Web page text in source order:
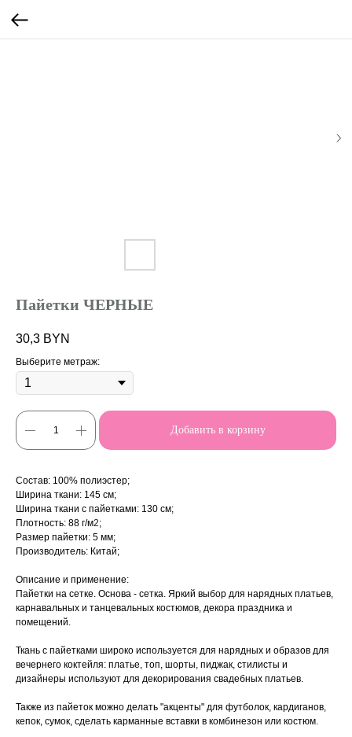
Пайетки ЧЕРНЫЕ
30,3 BYN
Выберите метраж:
Добавить в корзину
Состав: 100% полиэстер;
Ширина ткани: 145 см;
Ширина ткани с пайетками: 130 см;
Плотность: 88 г/м2;
Размер пайетки: 5 мм;
Производитель: Китай;
Описание и применение:
Пайетки на сетке. Основа - сетка. Яркий выбор для нарядных платьев,
карнавальных и танцевальных костюмов, декора праздника и
помещений.
Ткань с пайетками широко используется для нарядных и образов для
вечернего коктейля: платье, топ, шорты, пиджак, стилисты и
дизайнеры используют для декорирования свадебных платьев.
Также из пайеток можно делать "акценты" для футболок, кардиганов,
кепок, сумок, сделать карманные вставки в комбинезон или костюм.